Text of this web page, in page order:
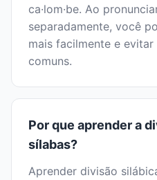
ca·lom·be. Ao
separadamente, você
mais facilmente e
comuns.
Por que aprender a
sílabas?
Aprender divisão